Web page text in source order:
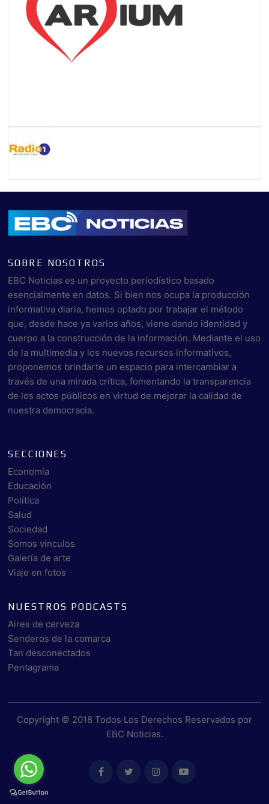
SOBRE NOSOTROS
EBC Noticias es un proyecto periodístico basado
esencialmente en datos. Si bien nos ocupa la producción
informativa diaria, hemos optado por trabajar el método
que, desde hace ya varios años, viene dando identidad y
cuerpo a la construcción de la información. Mediante el uso
de la multimedia y los nuevos recursos informativos,
proponemos brindarte un espacio para intercambiar a
través de una mirada crítica, fomentando la transparencia
de los actos públicos en virtud de mejorar la calidad de
nuestra democracia.
SECCIONES
Economía
Educación
Política
Salud
Sociedad
Somos vínculos
Galería de arte
Viaje en fotos
NUESTROS PODCASTS
Aires de cerveza
Senderos de la comarca
Tan desconectados
Pentagrama
Copyright © 2018 Todos Los Derechos Reservados por
EBC Noticias.